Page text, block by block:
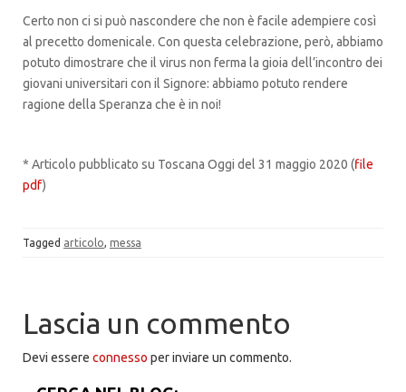
Certo non ci si può nascondere che non è facile adempiere così
al precetto domenicale. Con questa celebrazione, però, abbiamo
potuto dimostrare che il virus non ferma la gioia dell’incontro dei
giovani universitari con il Signore: abbiamo potuto rendere
ragione della Speranza che è in noi!
* Articolo pubblicato su Toscana Oggi del 31 maggio 2020 (file
pdf)
Tagged articolo messa
Lascia un commento
Devi essere connesso per inviare un commento.